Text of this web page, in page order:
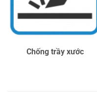
Chống trầy xước